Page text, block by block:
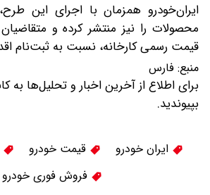
ایران‌خودرو همزمان با اجرای این
محصولات را نیز منتشر کرده و
قیمت رسمی کارخانه، نسبت به ثبت‌نام
منبع: فارس
برای اطلاع از آخرین اخبار و تحلیل‌ها به
بپیوندید.
ایران خودرو قیمت خودرو
فروش فوری خودرو